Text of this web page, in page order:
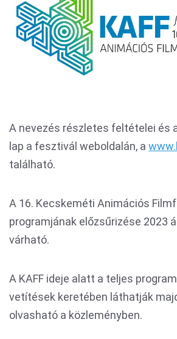
A nevezés részletes feltételei és
lap a fesztivál weboldalán, a
található.
A 16. Kecskeméti Animációs
programjának előzsűrizése 2023
várható.
A KAFF ideje alatt a teljes
vetítések keretében láthatják
olvasható a közleményben.